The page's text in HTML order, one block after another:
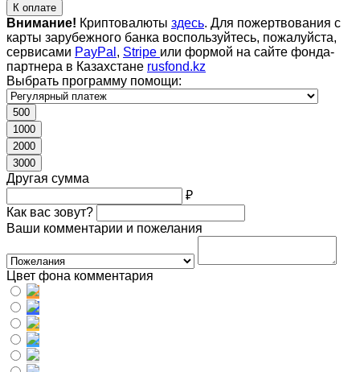
К оплате
Внимание! Криптовалюты здесь. Для пожертвования с
карты зарубежного банка воспользуйтесь, пожалуйста,
сервисами PayPal , Stripe или формой на сайте фонда-
партнера в Казахстане rusfond.kz
Выбрать программу помощи:
500
1000
2000
3000
Другая сумма
₽
Как вас зовут?
Ваши комментарии и пожелания
Цвет фона комментария